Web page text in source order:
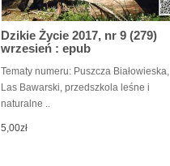
Dzikie Życie 2017, nr 9 (279)
wrzesień : epub
Tematy numeru: Puszcza Białowieska,
Las Bawarski, przedszkola leśne i
naturalne ..
5,00zł